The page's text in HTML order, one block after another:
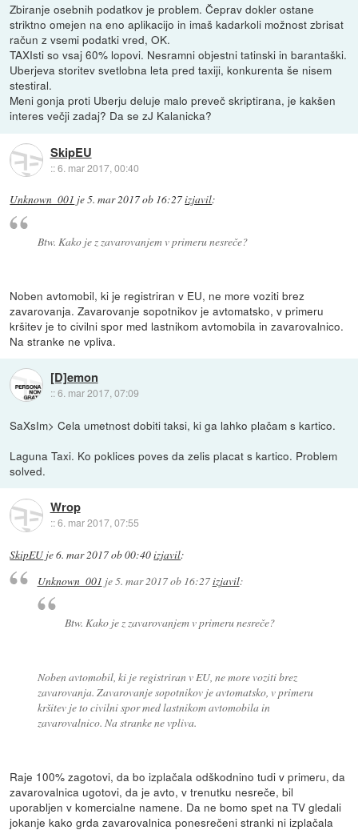
Zbiranje osebnih podatkov je problem. Čeprav dokler ostane
striktno omejen na eno aplikacijo in imaš kadarkoli možnost zbrisat
račun z vsemi podatki vred, OK.
TAXIsti so vsaj 60% lopovi. Nesramni objestni tatinski in barantaški.
Uberjeva storitev svetlobna leta pred taxiji, konkurenta še nisem
stestiral.
Meni gonja proti Uberju deluje malo preveč skriptirana, je kakšen
interes večji zadaj? Da se zJ Kalanicka?
SkipEU
::6. mar 2017, 00:40
Unknown_001 je5. mar 2017 ob 16:27izjavil:
Btw. Kako je z zavarovanjem v primeru nesreče?
Noben avtomobil, ki je registriran v EU, ne more voziti brez
zavarovanja. Zavarovanje sopotnikov je avtomatsko, v primeru
kršitev je to civilni spor med lastnikom avtomobila in zavarovalnico.
Na stranke ne vpliva.
[D]emon
::6. mar 2017, 07:09
SaXsIm> Cela umetnost dobiti taksi, ki ga lahko plačam s kartico.
Laguna Taxi. Ko poklices poves da zelis placat s kartico. Problem
solved.
Wrop
::6. mar 2017, 07:55
SkipEU je6. mar 2017 ob 00:40izjavil:
Unknown_001 je5. mar 2017 ob 16:27izjavil:
Btw. Kako je z zavarovanjem v primeru nesreče?
Noben avtomobil, ki je registriran v EU, ne more voziti brez
zavarovanja. Zavarovanje sopotnikov je avtomatsko, v primeru
kršitev je to civilni spor med lastnikom avtomobila in
zavarovalnico. Na stranke ne vpliva.
Raje 100% zagotovi, da bo izplačala odškodnino tudi v primeru, da
zavarovalnica ugotovi, da je avto, v trenutku nesreče, bil
uporabljen v komercialne namene. Da ne bomo spet na TV gledali
jokanje kako grda zavarovalnica ponesrečeni stranki ni izplačala